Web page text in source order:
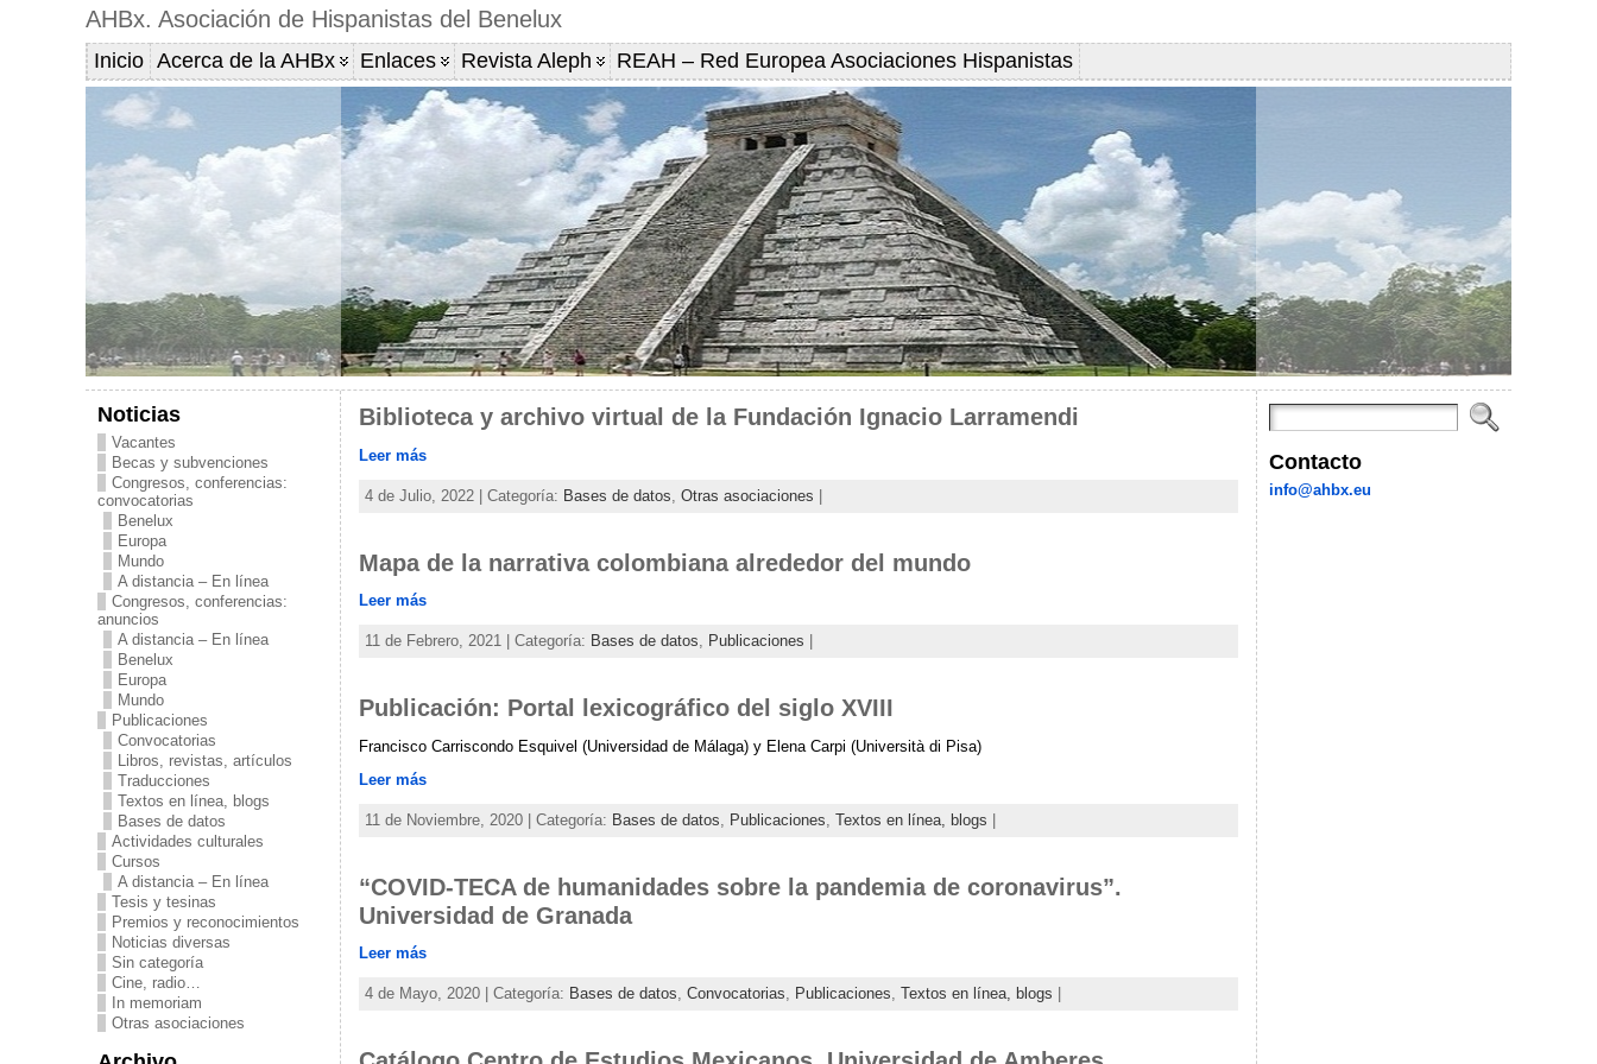
AHBx. Asociación de Hispanistas del Benelux
Inicio Acerca de la AHBx Enlaces Revista Aleph REAH – Red Europea Asociaciones Hispanistas
Noticias
Vacantes
Becas y subvenciones
Congresos, conferencias:
convocatorias
Benelux
Europa
Mundo
A distancia – En línea
Congresos, conferencias:
anuncios
A distancia – En línea
Benelux
Europa
Mundo
Publicaciones
Convocatorias
Libros, revistas, artículos
Traducciones
Textos en línea, blogs
Bases de datos
Actividades culturales
Cursos
A distancia – En línea
Tesis y tesinas
Premios y reconocimientos
Noticias diversas
Sin categoría
Cine, radio…
In memoriam
Otras asociaciones
Biblioteca y archivo virtual de la Fundación Ignacio Larramendi
Leer más
4 de Julio, 2022 | Categoría: Bases de datos Otras asociaciones |
Mapa de la narrativa colombiana alrededor del mundo
Leer más
11 de Febrero, 2021 | Categoría: Bases de datos, Publicaciones
Publicación: Portal lexicográfico del siglo XVIII
Francisco Carriscondo Esquivel (Universidad de Málaga) y Elena Carpi (Università di Pisa)
Leer más
11 de Noviembre, 2020 | Categoría: Bases de datos Publicaciones Textos en línea, blogs |
“COVID-TECA de humanidades sobre la pandemia de coronavirus”.
Universidad de Granada
Leer más
4 de Mayo, 2020 | Categoría: Bases de datos, Convocatorias, Publicaciones, Textos en línea, blogs
Contacto
info@ahbx.eu